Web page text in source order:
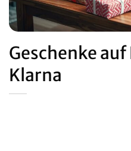
Geschenke
Klarna